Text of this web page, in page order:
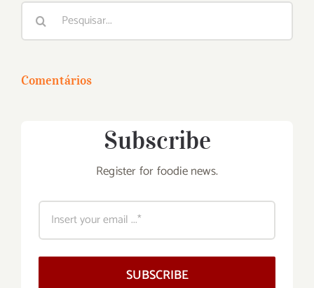
Buscar
resultados
Comentários
Subscribe
Register for foodie news.
SUBSCRIBE